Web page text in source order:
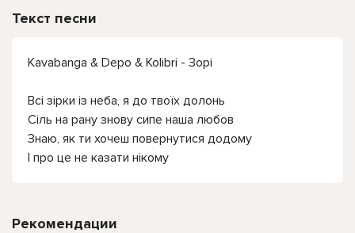
Текст песни
Kavabanga & Depo & Kolibri - Зорі
Всі зірки із неба, я до твоїх долонь
Сіль на рану знову сипе наша любов
Знаю, як ти хочеш повернутися додому
І про це не казати нікому
Рекомендации